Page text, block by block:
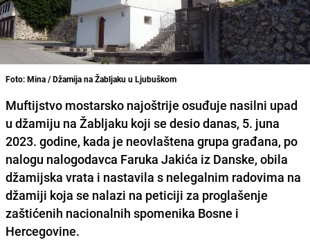
Foto: Mina / Džamija na Žabljaku u Ljubuškom
Muftijstvo mostarsko najoštrije osuđuje nasilni upad
u džamiju na Žabljaku koji se desio danas, 5. juna
2023. godine, kada je neovlaštena grupa građana, po
nalogu nalogodavca Faruka Jakića iz Danske, obila
džamijska vrata i nastavila s nelegalnim radovima na
džamiji koja se nalazi na peticiji za proglašenje
zaštićenih nacionalnih spomenika Bosne i
Hercegovine.